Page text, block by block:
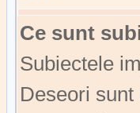
Ce sunt
Subiectele
Deseori